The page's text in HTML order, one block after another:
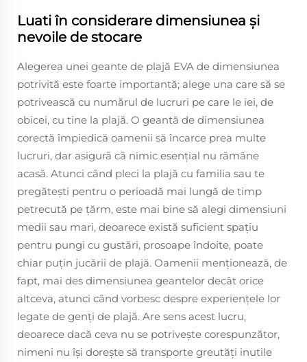
Luati în considerare dimensiunea și
nevoile de stocare
Alegerea unei geante de plajă EVA de dimensiunea
potrivită este foarte importantă; alege una care să se
potrivească cu numărul de lucruri pe care le iei, de
obicei, cu tine la plajă. O geantă de dimensiunea
corectă împiedică oamenii să încarce prea multe
lucruri, dar asigură că nimic esențial nu rămâne
acasă. Atunci când pleci la plajă cu familia sau te
pregătești pentru o perioadă mai lungă de timp
petrecută pe țărm, este mai bine să alegi dimensiuni
medii sau mari, deoarece există suficient spațiu
pentru pungi cu gustări, prosoape îndoite, poate
chiar puțin jucării de plajă. Oamenii menționează, de
fapt, mai des dimensiunea geantelor decât orice
altceva, atunci când vorbesc despre experiențele lor
legate de genți de plajă. Are sens acest lucru,
deoarece dacă ceva nu se potrivește corespunzător,
nimeni nu își dorește să transporte greutăți inutile